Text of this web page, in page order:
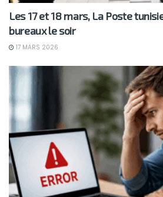
Les 17 et 18 mars, La Poste
bureaux le soir
17 MARS 2026